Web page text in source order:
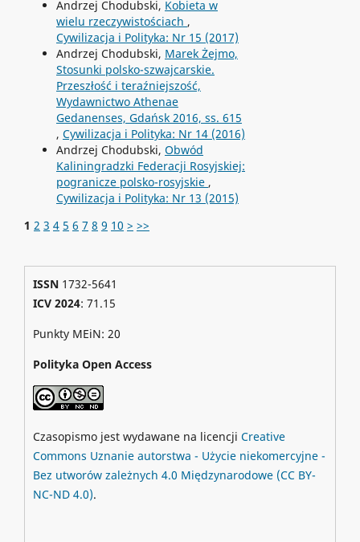
Andrzej Chodubski, Kobieta w
wielu rzeczywistościach ,
Cywilizacja i Polityka: Nr 15 (2017)
Andrzej Chodubski, Marek Żejmo,
Stosunki polsko-szwajcarskie.
Przeszłość i teraźniejszość,
Wydawnictwo Athenae
Gedanenses, Gdańsk 2016, ss. 615
, Cywilizacja i Polityka: Nr 14 (2016)
Andrzej Chodubski, Obwód
Kaliningradzki Federacji Rosyjskiej:
pogranicze polsko-rosyjskie ,
Cywilizacja i Polityka: Nr 13 (2015)
1 2 3 4 5 6 7 8 9 10 > >>
ISSN1732-5641
ICV 2024: 71.15
Punkty MEiN: 20
Polityka Open Access
Czasopismo jest wydawane na licencji Creative
Commons Uznanie autorstwa - Użycie niekomercyjne -
Bez utworów zależnych 4.0 Międzynarodowe (CC BY-
NC-ND 4.0).